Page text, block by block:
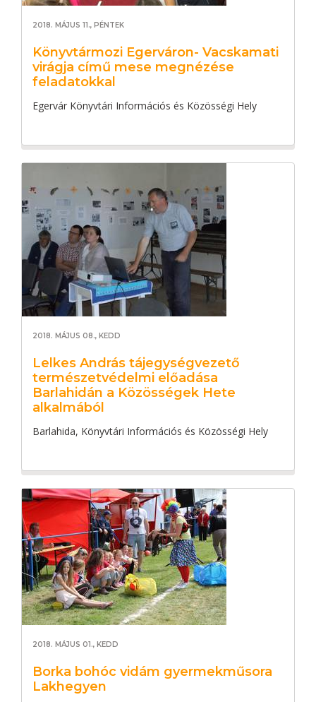
2018. MÁJUS 11., PÉNTEK
Könyvtármozi Egerváron- Vacskamati
virágja című mese megnézése
feladatokkal
Egervár Könyvtári Információs és Közösségi Hely
2018. MÁJUS 08., KEDD
Lelkes András tájegységvezető
természetvédelmi előadása
Barlahidán a Közösségek Hete
alkalmából
Barlahida, Könyvtári Információs és Közösségi Hely
2018. MÁJUS 01., KEDD
Borka bohóc vidám gyermekműsora
Lakhegyen